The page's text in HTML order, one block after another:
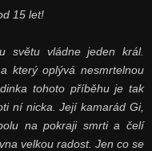
15 let!
světu vládne jeden král.
který oplývá nesmrtelnou
tohoto příběhu je tak
ní nicka. Její kamarád Gi,
na pokraji smrti a čelí
velkou radost. Jen co se